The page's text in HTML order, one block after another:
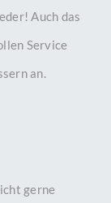
Auch das
Service
an.
gerne